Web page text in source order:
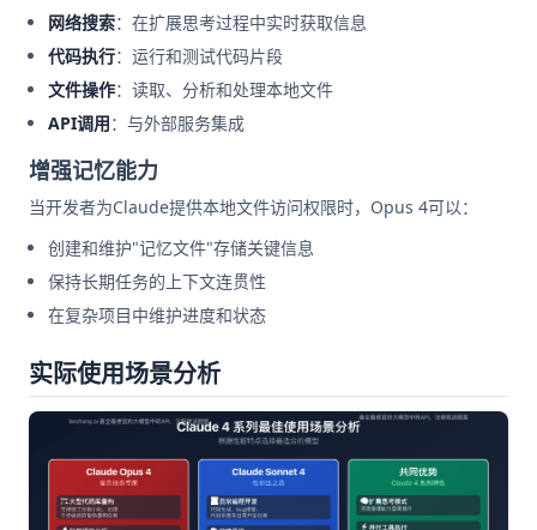
网络搜索：在扩展思考过程中实时获取信息
代码执行：运行和测试代码片段
文件操作：读取、分析和处理本地文件
API调用：与外部服务集成
增强记忆能力
当开发者为Claude提供本地文件访问权限时，Opus 4可以：
创建和维护"记忆文件"存储关键信息
保持长期任务的上下文连贯性
在复杂项目中维护进度和状态
实际使用场景分析